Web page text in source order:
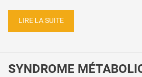
LIRE LA SUITE
SYNDROME